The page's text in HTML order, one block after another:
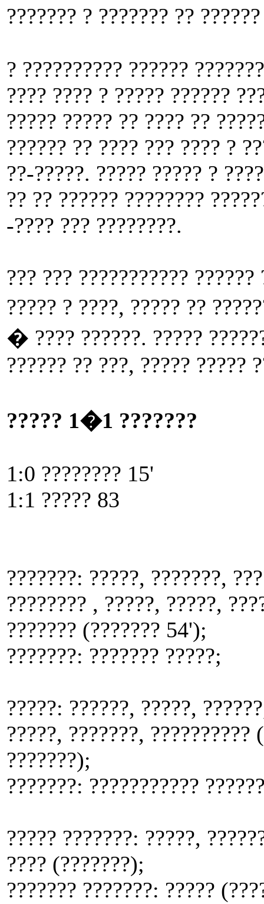
??????? ? ??????? ??
? ?????????? ??????
???? ???? ? ????? ??????
????? ????? ?? ???? ??
?????? ?? ???? ??? ???? ?
??-?????. ????? ????? ?
?? ?? ?????? ????????
-???? ??? ????????.
??? ??? ???????????
????? ? ????, ????? ??
� ???? ??????. ?????
?????? ?? ???, ????? ?????
????? 1�1 ???????
1:0 ???????? 15'
1:1 ????? 83
???????: ?????, ???????,
???????? , ?????, ?????,
??????? (??????? 54');
???????: ??????? ?????;
?????: ??????, ?????,
?????, ???????,
???????);
???????: ???????????
????? ???????: ?????,
???? (???????);
??????? ???????: ?????